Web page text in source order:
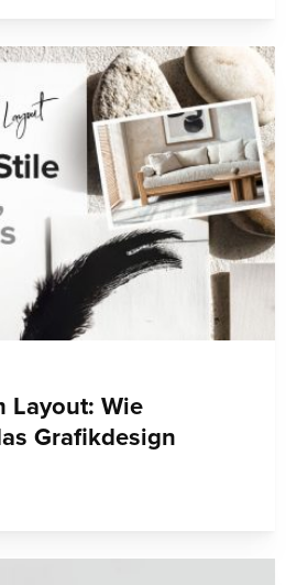
Layout: Wie
Grafikdesign